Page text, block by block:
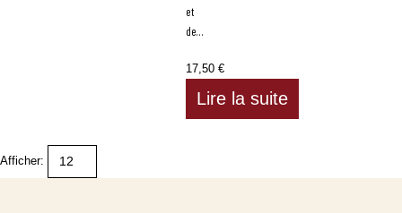
et
de…
17,50 €
Lire la suite
Afficher: